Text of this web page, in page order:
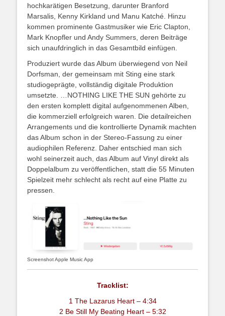
hochkarätigen Besetzung, darunter Branford
Marsalis, Kenny Kirkland und Manu Katché. Hinzu
kommen prominente Gastmusiker wie Eric Clapton,
Mark Knopfler und Andy Summers, deren Beiträge
sich unaufdringlich in das Gesamtbild einfügen.
Produziert wurde das Album überwiegend von Neil
Dorfsman, der gemeinsam mit Sting eine stark
studiogeprägte, vollständig digitale Produktion
umsetzte. …NOTHING LIKE THE SUN gehörte zu
den ersten komplett digital aufgenommenen Alben,
die kommerziell erfolgreich waren. Die detailreichen
Arrangements und die kontrollierte Dynamik machten
das Album schon in der Stereo-Fassung zu einer
audiophilen Referenz. Daher entschied man sich
wohl seinerzeit auch, das Album auf Vinyl direkt als
Doppelalbum zu veröffentlichen, statt die 55 Minuten
Spielzeit mehr schlecht als recht auf eine Platte zu
pressen.
Screenshot Apple Music App
Tracklist:
1 The Lazarus Heart – 4:34
2 Be Still My Beating Heart – 5:32